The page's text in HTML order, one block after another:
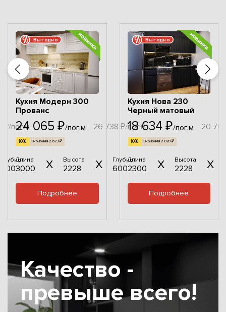
пог.м
Глубина
600
Выгодно
Кухня Модерн 300
Прованс
24 065 ₽/пог.м 26 738 ₽/пог.м
10% Экономия 2 673 ₽
Длина
3000
Высота
2228
Глубина
600
Подробнее
Выгодно
Кухня Нова 230
Черный матовый
18 634 ₽/пог.м 20
10% Экономия 2 070 ₽
Длина
2300
Высота
2228
Подробнее
Качество -
превыше всего!